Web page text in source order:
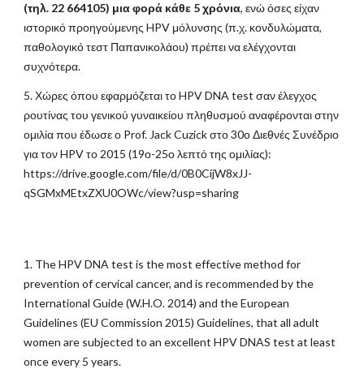
(τηλ. 22 664105) μια φορά κάθε 5 χρόνια, ενώ όσες είχαν
ιστορικό προηγούμενης HPV μόλυνσης (π.χ. κονδυλώματα,
παθολογικό τεστ Παπανικολάου) πρέπει να ελέγχονται
συχνότερα.
5. Χώρες όπου εφαρμόζεται το HPV DNA test σαν έλεγχος
ρουτίνας του γενικού γυναικείου πληθυσμού αναφέρονται στην
ομιλία που έδωσε ο Prof. Jack Cuzick στο 30ο Διεθνές Συνέδριο
για τον HPV το 2015 (19ο-25ο λεπτό της ομιλίας):
https://drive.google.com/file/d/0B0CijW8xJJ-
qSGMxMEtxZXU0OWc/view?usp=sharing
1. The HPV DNA test is the most effective method for
prevention of cervical cancer, and is recommended by the
International Guide (W.H.O. 2014) and the European
Guidelines (EU Commission 2015) Guidelines, that all adult
women are subjected to an excellent HPV DNAS test at least
once every 5 years.